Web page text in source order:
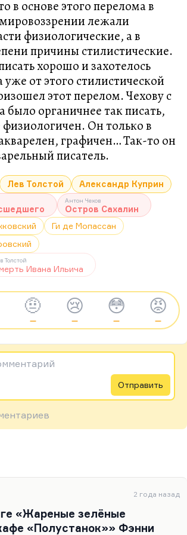
в основе этого перелома в
лежали
физиологические, а в
причины стилистические.
хорошо и захотелось
уже от этого стилистической
этот перелом. Чехову с
было органичнее так писать,
Он только в
графичен… Так-то он
писатель.
Лев Толстой Александр Куприн
Антон Чехов
Остров Сахалин
Ги де Мопассан
Толстой
Ивана Ильича
🤨
—
😢
—
😳
—
😡
—
Отправить
2 года назад
«Жареные зелёные
«Полустанок»» Фэнни